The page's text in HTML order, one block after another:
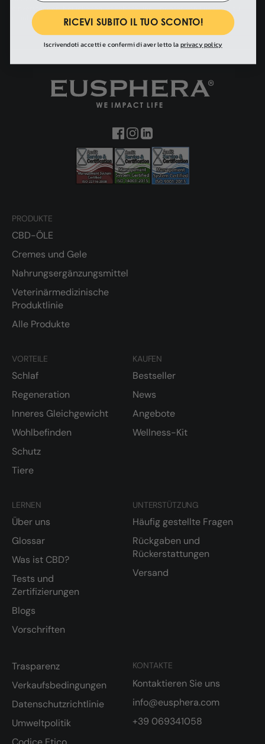
einverstanden, Neuigkeiten, Angebote und Updates von Eusphera zu
erhalten.
PRODUKTE
CBD-ÖLE
Cremes und Gele
Nahrungsergänzungsmittel
Veterinärmedizinische
Produktlinie
Alle Produkte
VORTEILE
Schlaf
Regeneration
Inneres Gleichgewicht
Wohlbefinden
Schutz
Tiere
KAUFEN
Bestseller
News
Angebote
Wellness-Kit
LERNEN
Über uns
Glossar
Was ist CBD?
Tests und
Zertifizierungen
Blogs
Vorschriften
KONTAKTE
Kontaktieren Sie uns
info@eusphera.com
+39 069341058
UNTERSTÜTZUNG
Häufig gestellte Fragen
Rückgaben und
Rückerstattungen
Versand
Trasparenz
Verkaufsbedingungen
Datenschutzrichtlinie
Umweltpolitik
RICEVI SUBITO IL TUO SCONTO!
Iscrivendoti accetti e confermi di aver letto la privacy policy